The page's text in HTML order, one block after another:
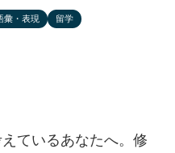
彙・表現 留学
ているあなたへ。修